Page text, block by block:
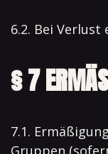
6.2. Bei
§ 7
7.1.
Gruppen